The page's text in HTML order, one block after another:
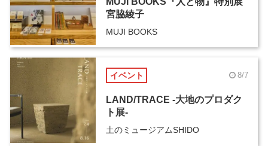
宮脇綾子
MUJI BOOKS
イベント 8/7
LAND/TRACE -大地のプロダク
ト展-
土のミュージアムSHIDO